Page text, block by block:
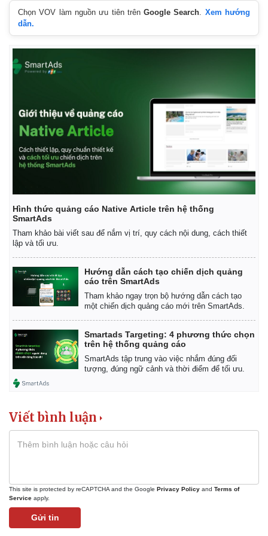
Thế giới
Video
Infographic
Chọn VOV làm nguồn ưu tiên trênGoogle Search. Xem hướng
dẫn.
Hình thức quảng cáo Native Article trên hệ thống
SmartAds
Tham khảo bài viết sau để nắm vị trí, quy cách nội dung, cách thiết
lập và tối ưu.
Hướng dẫn cách tạo chiến dịch quảng
cáo trên SmartAds
Tham khảo ngay trọn bộ hướng dẫn cách tạo
một chiến dịch quảng cáo mới trên SmartAds.
Smartads Targeting: 4 phương thức chọn
trên hệ thống quảng cáo
SmartAds tập trung vào việc nhắm đúng đối
tượng, đúng ngữ cảnh và thời điểm để tối ưu.
Viết bình luận
This site is protected by reCAPTCHA and the Google Privacy Policy and Terms of
Service apply.
Gửi tin